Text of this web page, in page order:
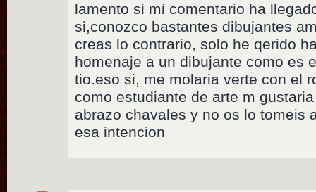
lamento si mi comentario ha
si,conozco bastantes dibujantes
creas lo contrario, solo he qerido
homenaje a un dibujante como es
tio.eso si, me molaria verte con el
como estudiante de arte m
abrazo chavales y no os lo tomeis
esa intencion